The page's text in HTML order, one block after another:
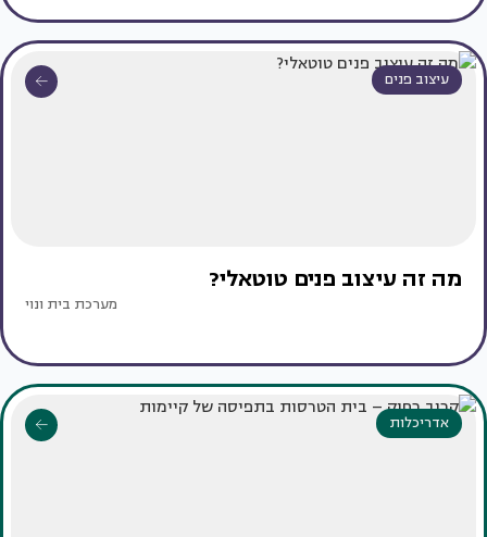
עיצוב פנים
מה זה עיצוב פנים טוטאלי?
מערכת בית ונוי
אדריכלות